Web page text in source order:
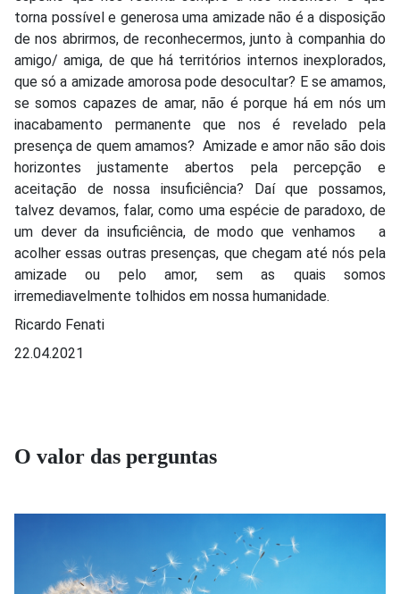
torna possível e generosa uma amizade não é a disposição
de nos abrirmos, de reconhecermos, junto à companhia do
amigo/ amiga, de que há territórios internos inexplorados,
que só a amizade amorosa pode desocultar? E se amamos,
se somos capazes de amar, não é porque há em nós um
inacabamento permanente que nos é revelado pela
presença de quem amamos? Amizade e amor não são dois
horizontes justamente abertos pela percepção e
aceitação de nossa insuficiência? Daí que possamos,
talvez devamos, falar, como uma espécie de paradoxo, de
um dever da insuficiência, de modo que venhamos a
acolher essas outras presenças, que chegam até nós pela
amizade ou pelo amor, sem as quais somos
irremediavelmente tolhidos em nossa humanidade.
Ricardo Fenati
22.04.2021
O valor das perguntas